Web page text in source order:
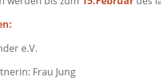
e.V.
Frau Jung